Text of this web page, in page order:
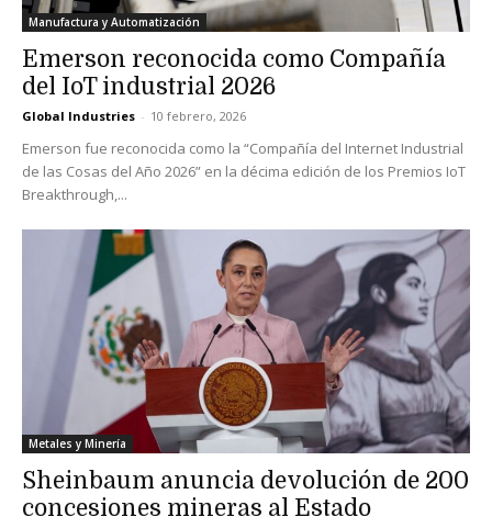
Manufactura y Automatización
Emerson reconocida como Compañía
del IoT industrial 2026
Global Industries - 10 febrero, 2026
Emerson fue reconocida como la “Compañía del Internet Industrial
de las Cosas del Año 2026” en la décima edición de los Premios IoT
Breakthrough,...
Metales y Minería
Sheinbaum anuncia devolución de 200
concesiones mineras al Estado